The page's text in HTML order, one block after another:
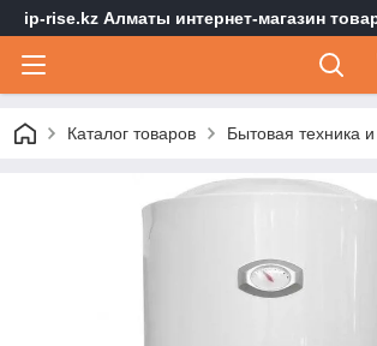
ip-rise.kz Алматы интернет-магазин
Каталог товаров Бытовая техника и